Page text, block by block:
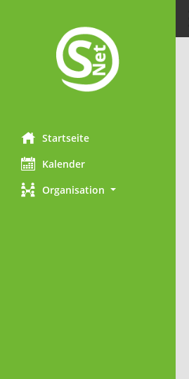
Startseite
Kalender
Organisation